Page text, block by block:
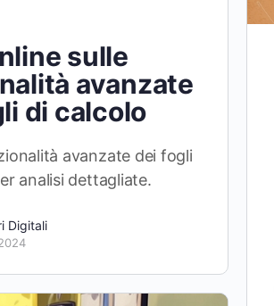
sulle
avanzate
di calcolo
avanzate dei fogli
analisi dettagliate.
Digitali